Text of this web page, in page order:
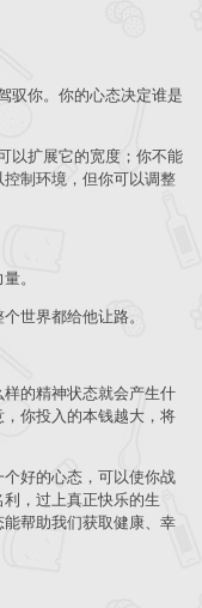
驭你。你的心态决定谁是
以扩展它的宽度；你不能
制环境，但你可以调整
。
世界都给他让路。
的精神状态就会产生什
你投入的本钱越大，将
好的心态，可以使你战
，过上真正快乐的生
帮助我们获取健康、幸